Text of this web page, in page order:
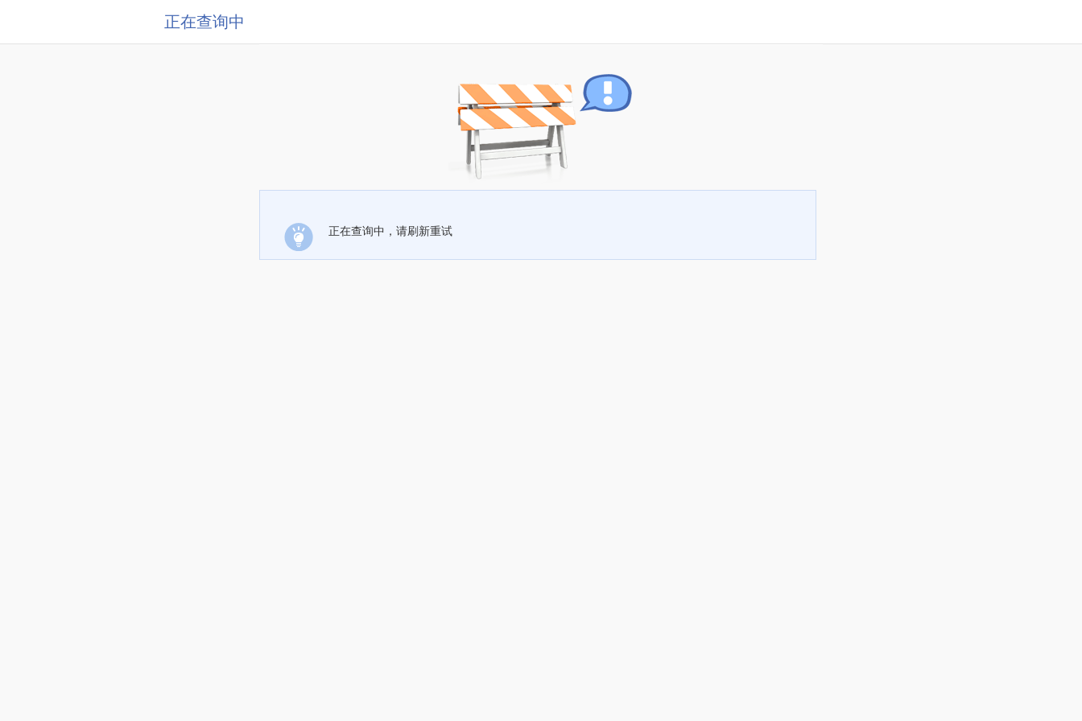
正在查询中
正在查询中，请刷新重试